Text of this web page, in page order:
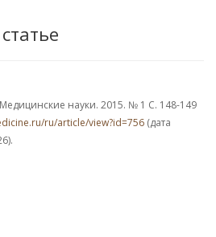
науки. 2015. № 1 С. 148-149
ru/article/view?id=756 (дата